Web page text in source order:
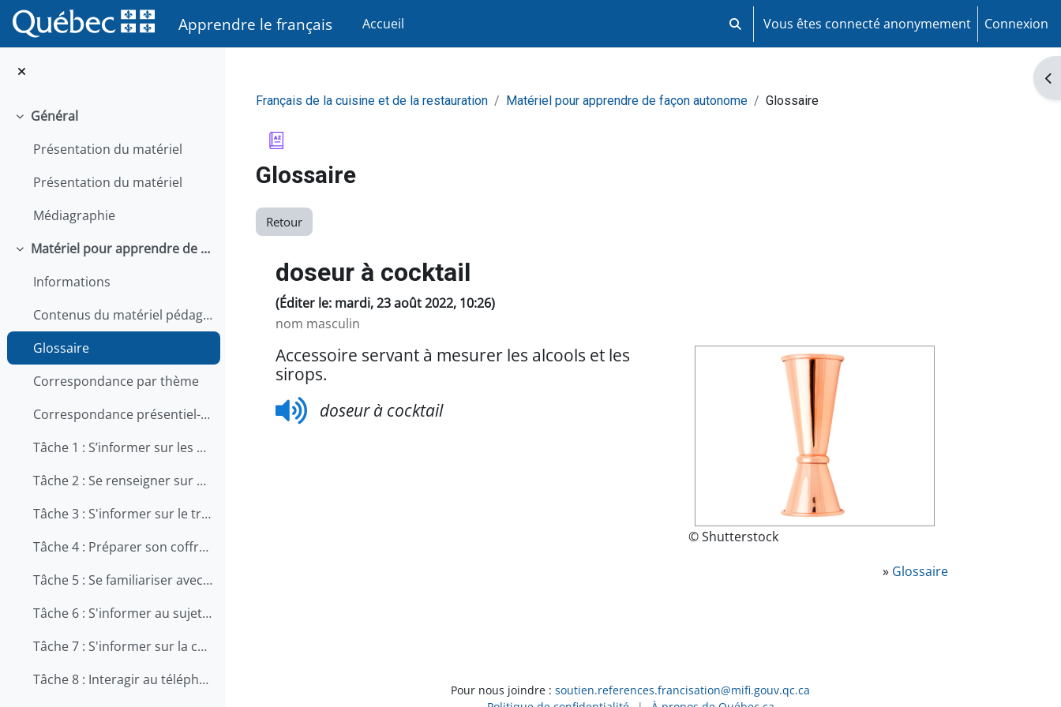
Passer au contenu principal
Apprendre le français Accueil Activer/désactiver la saisie de recherche
Vous êtes connecté anonymement Connexion
Replier
Général
Présentation du matériel
Présentation du matériel
Médiagraphie
Replier
Matériel pour apprendre de façon autonome
Informations
Contenus du matériel pédagogique
Glossaire
Correspondance par thème
Correspondance présentiel-en ligne
Tâche 1 : S’informer sur les qualités et les compétences recherchées pour travailler en restauration
Tâche 2 : Se renseigner sur une offre d'emploi au téléphone
Tâche 3 : S'informer sur le travail en cuisine
Tâche 4 : Préparer son coffre d'outils
Tâche 5 : Se familiariser avec le métier d'aide-cuisinier
Tâche 6 : S'informer au sujet de la prévention des chutes au travail
Tâche 7 : S'informer sur la carrière de chef
Tâche 8 : Interagir au téléphone avec les clients
Français de la cuisine et de la restauration Matériel pour apprendre de façon autonome Glossaire
Glossaire
Retour
doseur à cocktail
(Éditer le: mardi, 23 août 2022, 10:26)
nom masculin
Accessoire servant à mesurer les alcools et les
sirops.
doseur à cocktail
© Shutterstock
» Glossaire
Pour nous joindre : soutien.references.francisation@mifi.gouv.qc.ca